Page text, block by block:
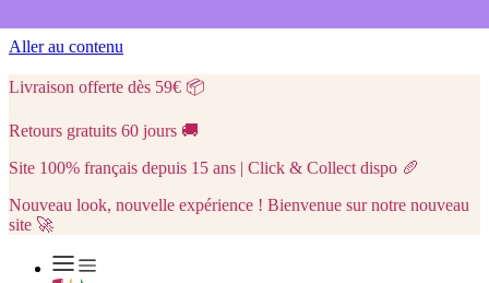
Aller au contenu
Livraison offerte dès 59€ 📦
Retours gratuits 60 jours 🚚
Site 100% français depuis 15 ans | Click & Collect dispo 🥖
Nouveau look, nouvelle expérience ! Bienvenue sur notre nouveau
site 🚀